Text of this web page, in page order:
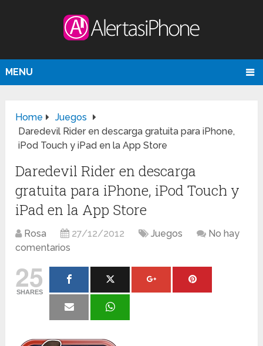
MENU
Home
Juegos
Daredevil Rider en descarga gratuita para iPhone,
iPod Touch y iPad en la App Store
Daredevil Rider en descarga
gratuita para iPhone, iPod Touch y
iPad en la App Store
Rosa 27/12/2012 Juegos
No hay
comentarios
25
SHARES